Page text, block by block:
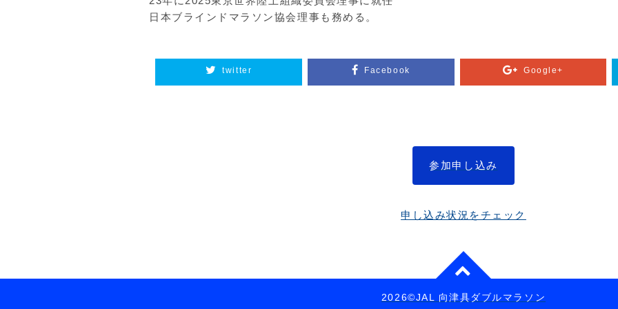
日本ブラインドマラソン協会理事も務める。
twitter Facebook Google+
参加申し込み
申し込み状況をチェック
2026©JAL 向津具ダブルマラソン